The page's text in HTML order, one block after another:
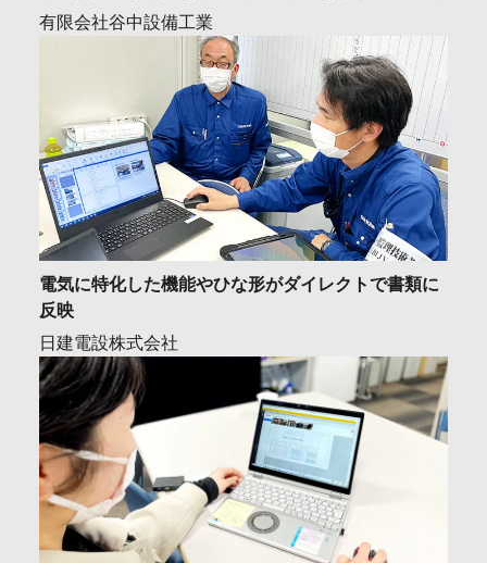
有限会社谷中設備工業
電気に特化した機能やひな形がダイレクトで書類に
反映
日建電設株式会社